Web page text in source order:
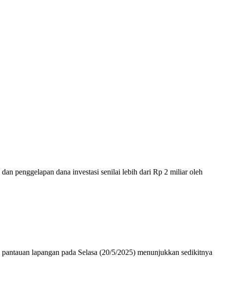
penggelapan dana investasi senilai lebih dari Rp 2 miliar oleh
lapangan pada Selasa (20/5/2025) menunjukkan sedikitnya